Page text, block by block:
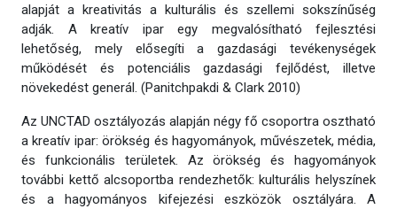
alapját a kreativitás a kulturális és szellemi sokszínűség
adják. A kreatív ipar egy megvalósítható fejlesztési
lehetőség, mely elősegíti a gazdasági tevékenységek
működését és potenciális gazdasági fejlődést, illetve
növekedést generál. (Panitchpakdi & Clark 2010)
Az UNCTAD osztályozás alapján négy fő csoportra osztható
a kreatív ipar: örökség és hagyományok, művészetek, média,
és funkcionális területek. Az örökség és hagyományok
további kettő alcsoportba rendezhetők: kulturális helyszínek
és a hagyományos kifejezési eszközök osztályára. A